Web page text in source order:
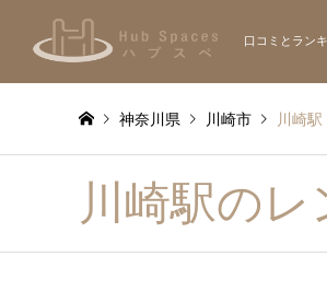
口コミとラン
神奈川県 川崎市 川崎駅
川崎駅の